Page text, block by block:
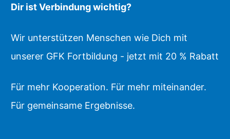
Dir ist Verbindung wichtig?
Wir unterstützen Menschen wie Dich mit
unserer GFK Fortbildung - jetzt mit 20 % Rabatt
Für mehr Kooperation. Für mehr miteinander.
Für gemeinsame Ergebnisse.